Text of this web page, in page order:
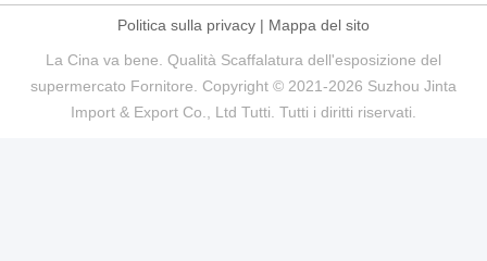
Politica sulla privacy | Mappa del sito
La Cina va bene. Qualità Scaffalatura dell'esposizione del
supermercato Fornitore. Copyright © 2021-2026 Suzhou Jinta
Import & Export Co., Ltd Tutti. Tutti i diritti riservati.